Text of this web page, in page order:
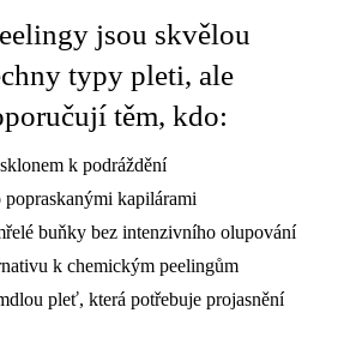
jsou skvělou
typy pleti, ale
těm, kdo:
k podráždění
kapilárami
buňky bez intenzivního olupování
k chemickým peelingům
pleť, která potřebuje projasnění